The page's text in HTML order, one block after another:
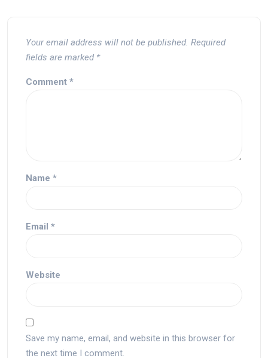
Your email address will not be published. Required
fields are marked *
Comment *
Name *
Email *
Website
Save my name, email, and website in this browser for
the next time I comment.